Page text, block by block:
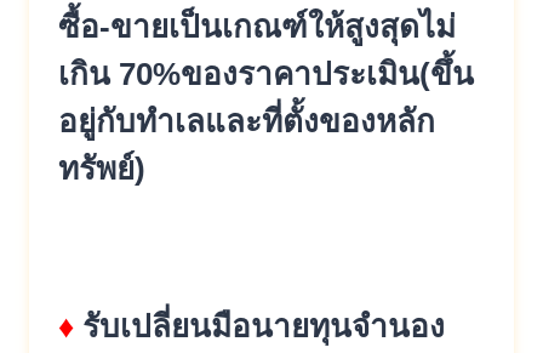
ซื้อ-ขายเป็นเกณฑ์ให้สูงสุดไม่
เกิน 70%ของราคาประเมิน(ขึ้น
อยู่กับทำเลและที่ตั้งของหลัก
ทรัพย์)
♦ รับเปลี่ยนมือนายทุนจำนอง